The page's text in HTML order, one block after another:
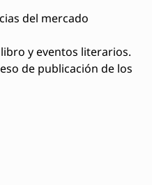
del mercado
y eventos literarios.
de publicación de los